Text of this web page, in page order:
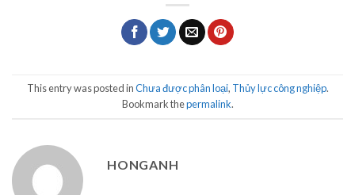
This entry was posted inChưa được phân loại, Thủy lực công nghiệp.
Bookmark thepermalink.
HONGANH